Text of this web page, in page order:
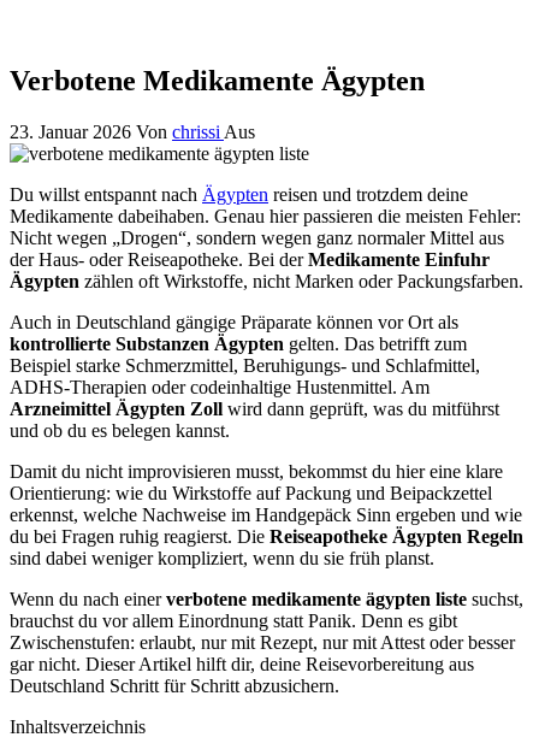
Verbotene Medikamente Ägypten
23. Januar 2026 Von chrissi Aus
Du willst entspannt nach Ägypten reisen und trotzdem deine
Medikamente dabeihaben. Genau hier passieren die meisten Fehler:
Nicht wegen „Drogen“, sondern wegen ganz normaler Mittel aus
der Haus- oder Reiseapotheke. Bei derMedikamente Einfuhr
Ägypten zählen oft Wirkstoffe, nicht Marken oder Packungsfarben.
Auch in Deutschland gängige Präparate können vor Ort als
kontrollierte Substanzen Ägypten gelten. Das betrifft zum
Beispiel starke Schmerzmittel, Beruhigungs- und Schlafmittel,
ADHS-Therapien oder codeinhaltige Hustenmittel. Am
Arzneimittel Ägypten Zoll wird dann geprüft, was du mitführst
und ob du es belegen kannst.
Damit du nicht improvisieren musst, bekommst du hier eine klare
Orientierung: wie du Wirkstoffe auf Packung und Beipackzettel
erkennst, welche Nachweise im Handgepäck Sinn ergeben und wie
du bei Fragen ruhig reagierst. Die Reiseapotheke Ägypten Regeln
sind dabei weniger kompliziert, wenn du sie früh planst.
Wenn du nach einerverbotene medikamente ägypten liste suchst,
brauchst du vor allem Einordnung statt Panik. Denn es gibt
Zwischenstufen: erlaubt, nur mit Rezept, nur mit Attest oder besser
gar nicht. Dieser Artikel hilft dir, deine Reisevorbereitung aus
Deutschland Schritt für Schritt abzusichern.
Inhaltsverzeichnis